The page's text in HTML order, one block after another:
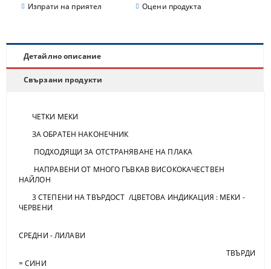
Изпрати на приятел Оцени продукта
Детайлно описание
Свързани продукти
ЧЕТКИ МЕКИ
ЗА ОБРАТЕН НАКОНЕЧНИК
ПОДХОДЯЩИ ЗА ОТСТРАНЯВАНЕ НА ПЛАКА
НАПРАВЕНИ ОТ МНОГО ГЪВКАВ ВИСОКОКАЧЕСТВЕН
НАЙЛОН
3 СТЕПЕНИ НА ТВЪРДОСТ /ЦВЕТОВА ИНДИКАЦИЯ : МЕКИ -
ЧЕРВЕНИ
СРЕДНИ - ЛИЛАВИ
ТВЪРДИ
= СИНИ